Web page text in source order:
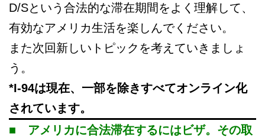
D/Sという合法的な滞在期間をよく理解して、
有効なアメリカ生活を楽しんでください。
また次回新しいトピックを考えていきましょ
う。
*I-94は現在、一部を除きすべてオンライン化
されています。
■ アメリカに合法滞在するにはビザ。その取